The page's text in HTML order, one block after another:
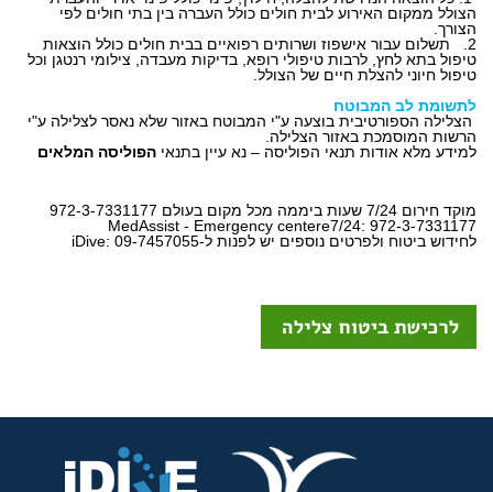
הצולל ממקום האירוע לבית חולים כולל העברה בין בתי חולים לפי
הצורך.
2. תשלום עבור אישפוז ושרותים רפואיים בבית חולים כולל הוצאות
טיפול בתא לחץ, לרבות טיפולי רופא, בדיקות מעבדה, צילומי רנטגן וכל
טיפול חיוני להצלת חיים של הצולל.
לתשומת לב המבוטח
הצלילה הספורטיבית בוצעה ע"י המבוטח באזור שלא נאסר לצלילה ע"י
הרשות המוסמכת באזור הצלילה.
למידע מלא אודות תנאי הפוליסה – נא עיין בתנאי הפוליסה המלאים
מוקד חירום 7/24 שעות ביממה מכל מקום בעולם 972-3-7331177
MedAssist - Emergency centere7/24: 972-3-7331177
לחידוש ביטוח ולפרטים נוספים יש לפנות ל-iDive: 09-7457055